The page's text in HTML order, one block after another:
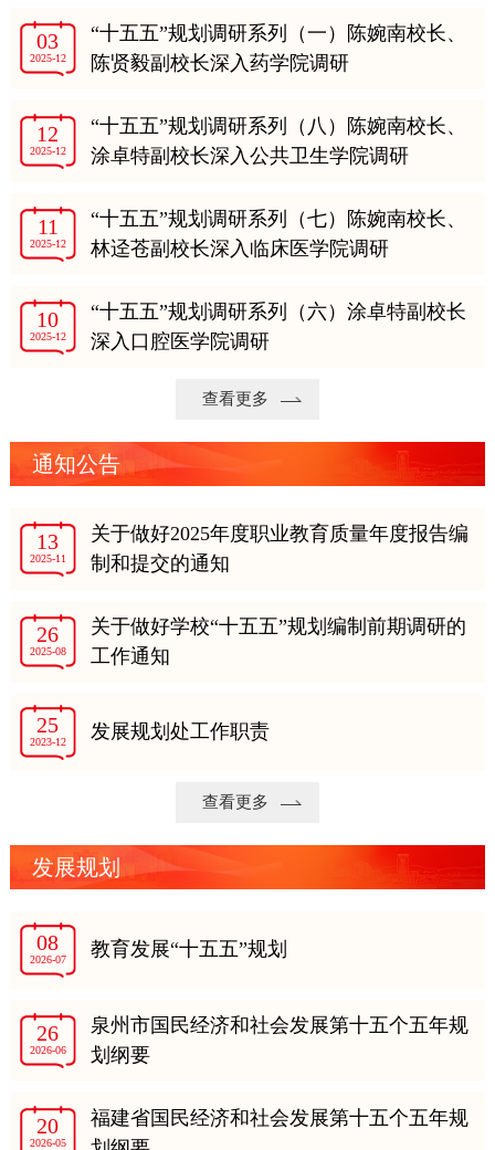
03
2025-12
“十五五”规划调研系列（一）陈婉南校长、
陈贤毅副校长深入药学院调研
12
2025-12
“十五五”规划调研系列（八）陈婉南校长、
涂卓特副校长深入公共卫生学院调研
11
2025-12
“十五五”规划调研系列（七）陈婉南校长、
林迳苍副校长深入临床医学院调研
10
2025-12
“十五五”规划调研系列（六）涂卓特副校长
深入口腔医学院调研
查看更多
通知公告
13
2025-11
关于做好2025年度职业教育质量年度报告编
制和提交的通知
26
2025-08
关于做好学校“十五五”规划编制前期调研的
工作通知
25
2023-12 发展规划处工作职责
查看更多
发展规划
08
2026-07 教育发展“十五五”规划
26
2026-06
泉州市国民经济和社会发展第十五个五年规
划纲要
20
2026-05
福建省国民经济和社会发展第十五个五年规